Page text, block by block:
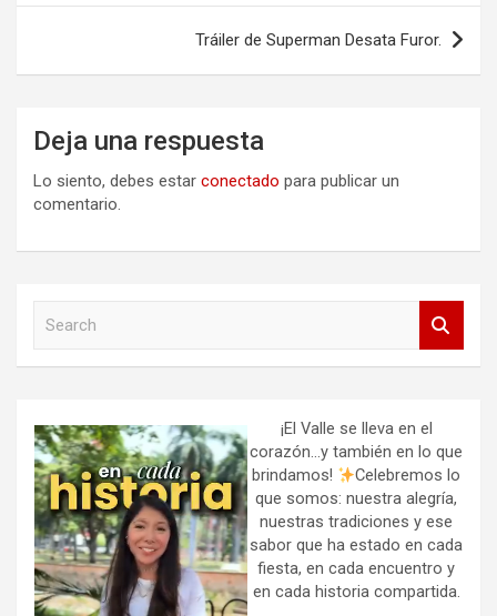
Tráiler de Superman Desata Furor.
Deja una respuesta
Lo siento, debes estar conectado para publicar un
comentario.
h
¡El Valle se lleva en el
corazón…y también en lo que
brindamos!
Celebremos lo
que somos: nuestra alegría,
nuestras tradiciones y ese
sabor que ha estado en cada
fiesta, en cada encuentro y
en cada historia compartida.